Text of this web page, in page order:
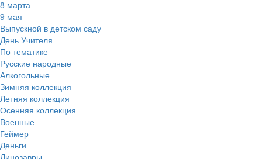
8 марта
9 мая
Выпускной в детском саду
День Учителя
По тематике
Русские народные
Алкогольные
Зимняя коллекция
Летняя коллекция
Осенняя коллекция
Военные
Геймер
Деньги